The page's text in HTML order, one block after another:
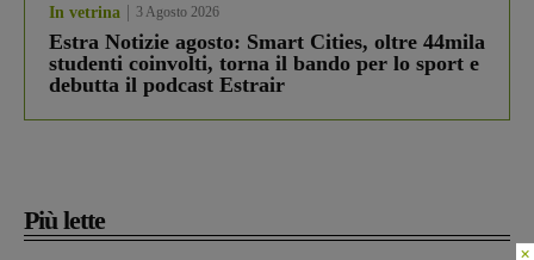
In vetrina 3 Agosto 2026
Estra Notizie agosto: Smart Cities, oltre 44mila
studenti coinvolti, torna il bando per lo sport e
debutta il podcast Estrair
Più lette
×